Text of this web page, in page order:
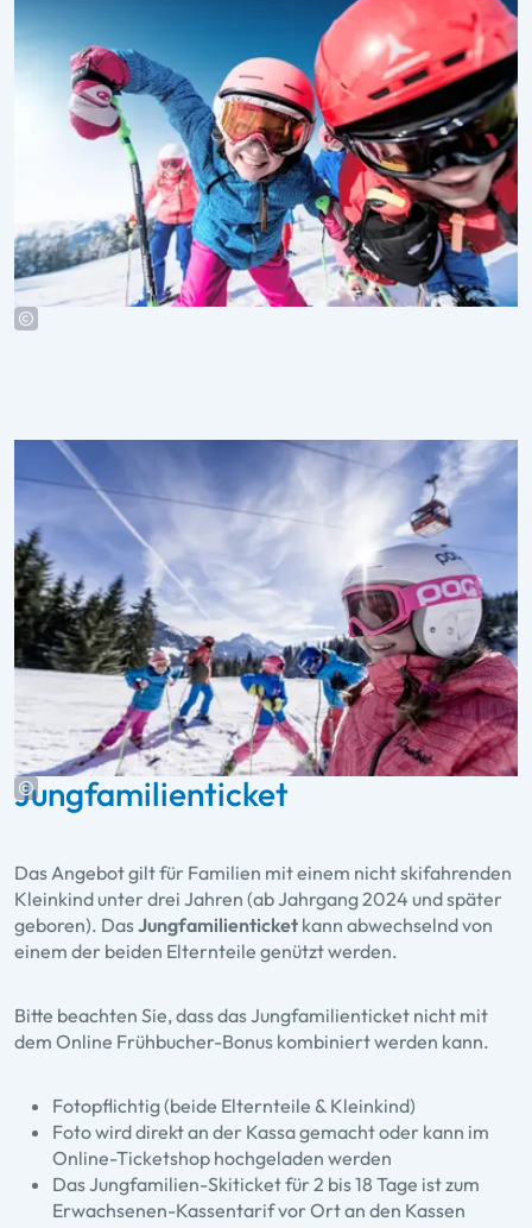
Jungfamilienticket
Das Angebot gilt für Familien mit einem nicht skifahrenden
Kleinkind unter drei Jahren (ab Jahrgang 2024 und später
geboren). DasJungfamilienticket kann abwechselnd von
einem der beiden Elternteile genützt werden.
Bitte beachten Sie, dass das Jungfamilienticket nicht mit
dem Online Frühbucher-Bonus kombiniert werden kann.
Fotopflichtig (beide Elternteile & Kleinkind)
Foto wird direkt an der Kassa gemacht oder kann im
Online-Ticketshop hochgeladen werden
Das Jungfamilien-Skiticket für 2 bis 18 Tage ist zum
Erwachsenen-Kassentarif vor Ort an den Kassen